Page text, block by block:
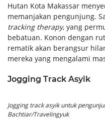
Hutan Kota Makassar
memanjakan pengunjung.
tracking therapy, yang
bebatuan. Konon dengan
rematik akan berangsur
mereka yang mengalami
Jogging Track Asyik
Jogging track asyik untuk
Bachtiar/Travelingyuk